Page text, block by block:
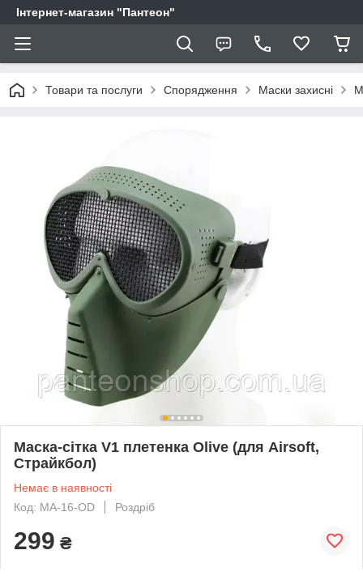
Інтернет-магазин "Пантеон"
Товари та послуги Спорядження Маски захисні
Маска-сітка V1 плетенка Olive (для Airsoft,
Страйкбол)
Немає в наявності
Код: MA-16-OD
Роздріб
299 ₴